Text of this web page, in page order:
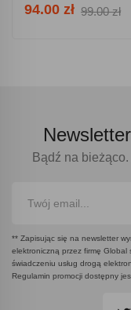
94.00 zł 99.00 zł
Bądź na
** Zapisując się na newsletter
elektroniczną przez firmę
świadczeniu usług drogą
Regulamin promocji dostępny